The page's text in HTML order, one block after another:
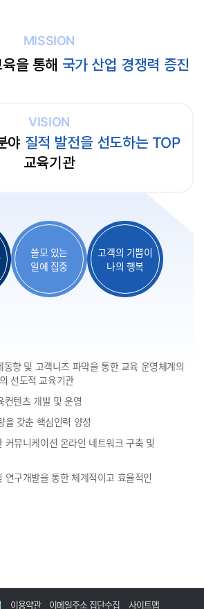
MISSION
을 통해 국가 산업 경쟁력 증진
VISION
야 질적 발전을 선도하는 TOP
교육기관
쓸모 있는
일에 집중
고객의 기쁨이
나의 행복
향 및 고객니즈 파악을 통한 교육 운영체계의
선도적 교육기관
컨텐츠 개발 및 운영
을 갖춘 핵심인력 양성
커뮤니케이션 온라인 네트워크 구축 및
구개발을 통한 체계적이고 효율적인
이용약관 이메일주소 집단수집 사이트맵